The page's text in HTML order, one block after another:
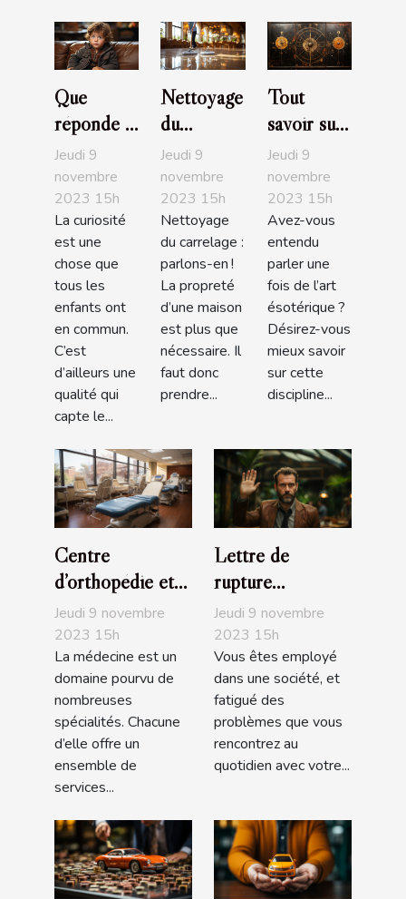
Que
réponde à
l’enfant
qui
demande
l’origine
des bébés
?
Jeudi 9
novembre
2023 15h
La curiosité
est une
chose que
tous les
enfants ont
en commun.
C’est
d’ailleurs une
qualité qui
capte le...
Nettoyage
du
carrelage :
parlons-
en !
Jeudi 9
novembre
2023 15h
Nettoyage
du carrelage :
parlons-en !
La propreté
d’une maison
est plus que
nécessaire. Il
faut donc
prendre...
Tout
savoir sur
l’art
ésotérique
Jeudi 9
novembre
2023 15h
Avez-vous
entendu
parler une
fois de l’art
ésotérique ?
Désirez-vous
mieux savoir
sur cette
discipline...
Centre
d’orthopédie et
de podologie
Ortho Center
Jeudi 9 novembre
2023 15h
La médecine est un
domaine pourvu de
nombreuses
spécialités. Chacune
d’elle offre un
ensemble de
services...
Lettre de
rupture
conventionnelle :
que faut-il
savoir ?
Jeudi 9 novembre
2023 15h
Vous êtes employé
dans une société, et
fatigué des
problèmes que vous
rencontrez au
quotidien avec votre...